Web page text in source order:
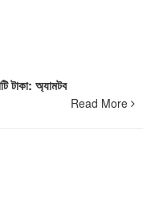
টাকা: অ্যামটব
Read More